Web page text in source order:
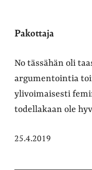
Pakottaja
No tässähän oli
argumentointia
ylivoimaisesti
todellakaan ole
25.4.2019